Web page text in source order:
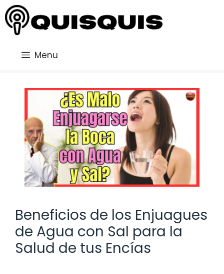
Saltar
al
contenido
Menu
Beneficios de los Enjuagues
de Agua con Sal para la
Salud de tus Encías